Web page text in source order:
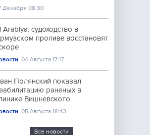
Декабря 08:30
Arabiya: судоходство в
проливе восстановят
04 Августа 17:17
Полянский показал
раненых в
Вишневского
05 Августа 18:43
Все новости